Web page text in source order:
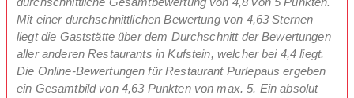
Mit einer durchschnittlichen Bewertung von 4,63 Sternen
liegt die Gaststätte über dem Durchschnitt der Bewertungen
aller anderen Restaurants in Kufstein, welcher bei 4,4 liegt.
Die Online-Bewertungen für Restaurant Purlepaus ergeben
ein Gesamtbild von 4,63 Punkten von max. 5. Ein absolut